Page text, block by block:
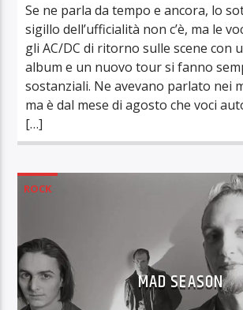
Se ne parla da tempo e ancora, lo
sigillo dell’ufficialità non c’è, ma le
gli AC/DC di ritorno sulle scene con
album e un nuovo tour si fanno
sostanziali. Ne avevano parlato nei
ma è dal mese di agosto che voci
[…]
ROCK
MAD SEASON